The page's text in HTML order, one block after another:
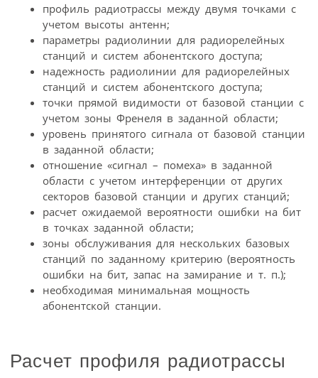
профиль радиотрассы между двумя точками с
учетом высоты антенн;
параметры радиолинии для радиорелейных
станций и систем абонентского доступа;
надежность радиолинии для радиорелейных
станций и систем абонентского доступа;
точки прямой видимости от базовой станции с
учетом зоны Френеля в заданной области;
уровень принятого сигнала от базовой станции
в заданной области;
отношение «сигнал – помеха» в заданной
области с учетом интерференции от других
секторов базовой станции и других станций;
расчет ожидаемой вероятности ошибки на бит
в точках заданной области;
зоны обслуживания для нескольких базовых
станций по заданному критерию (вероятность
ошибки на бит, запас на замирание и т. п.);
необходимая минимальная мощность
абонентской станции.
Расчет профиля радиотрассы